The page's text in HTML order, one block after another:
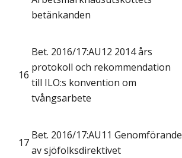
betänkanden
16
Bet. 2016/17:AU12 2014 års
protokoll och rekommendation
till ILO:s konvention om
tvångsarbete
17
Bet. 2016/17:AU11 Genomförande
av sjöfolksdirektivet